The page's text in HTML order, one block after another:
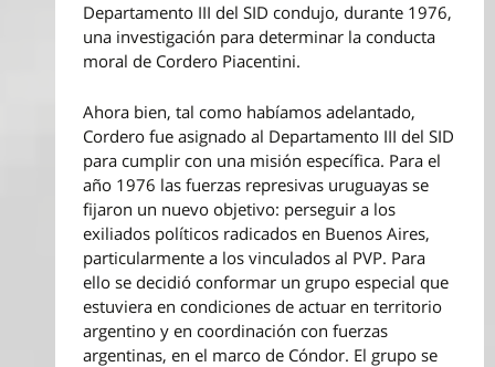
Departamento III del SID condujo, durante 1976,
una investigación para determinar la conducta
moral de Cordero Piacentini.
Ahora bien, tal como habíamos adelantado,
Cordero fue asignado al Departamento III del SID
para cumplir con una misión específica. Para el
año 1976 las fuerzas represivas uruguayas se
fijaron un nuevo objetivo: perseguir a los
exiliados políticos radicados en Buenos Aires,
particularmente a los vinculados al PVP. Para
ello se decidió conformar un grupo especial que
estuviera en condiciones de actuar en territorio
argentino y en coordinación con fuerzas
argentinas, en el marco de Cóndor. El grupo se